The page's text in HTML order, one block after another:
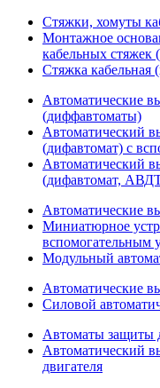
Стяжки, хомуты
Монтажное
кабельных стяжек
Стяжка кабельная
Автоматические
(диффавтоматы)
Автоматический
(дифавтомат) с
Автоматический
(дифавтомат,
Автоматические
Миниатюрное
вспомогательным
Модульный
Автоматические
Силовой
Автоматы защиты
Автоматический
двигателя